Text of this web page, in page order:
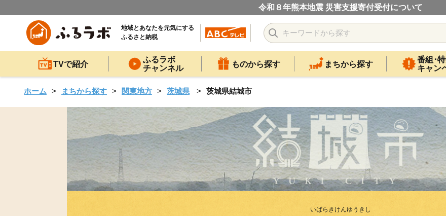
令和８年熊本地震 災害支援寄付受付について
地域とあなたを元気にする
ふるさと納税
TVで紹介
ふるラボ
チャンネル
ものから探す まちから探す
番組･
キャン
ホーム まちから探す 関東地方 茨城県 茨城県結城市
いばらきけんゆうきし